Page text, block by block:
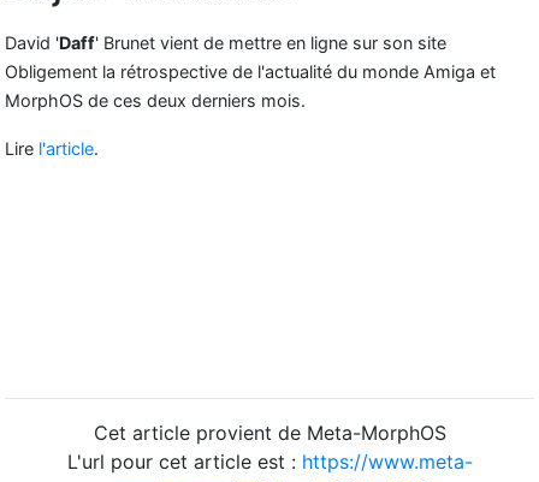
David 'Daff' Brunet vient de mettre en ligne sur son site
Obligement la rétrospective de l'actualité du monde Amiga et
MorphOS de ces deux derniers mois.
Lire l'article.
Cet article provient de Meta-MorphOS
L'url pour cet article est : https://www.meta-